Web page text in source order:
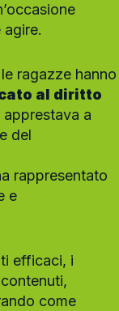
ragazze hanno
al diritto
a
del
rappresentato
e
efficaci, i
come